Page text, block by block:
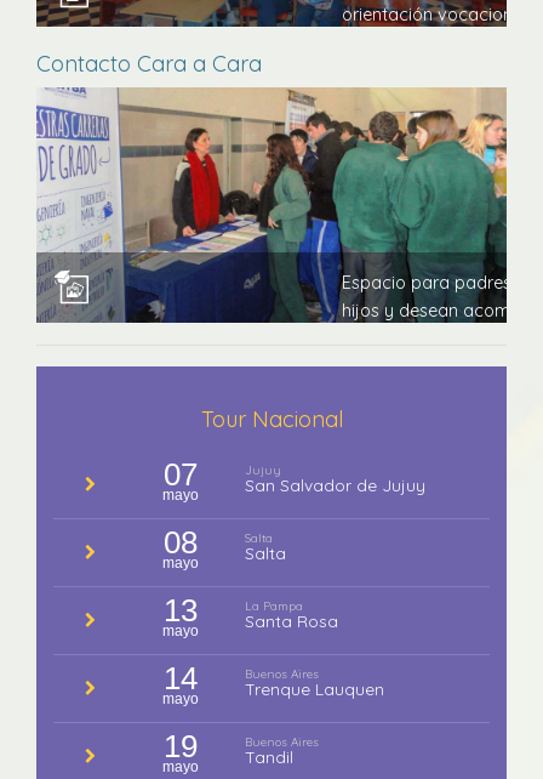
orientación vocacional.
Contacto Cara a Cara
Espacio para padres
hijos y desean
Tour Nacional
07
mayo
Jujuy
San Salvador de Jujuy
08
mayo
Salta
Salta
13
mayo
La Pampa
Santa Rosa
14
mayo
Buenos Aires
Trenque Lauquen
19
mayo
Buenos Aires
Tandil